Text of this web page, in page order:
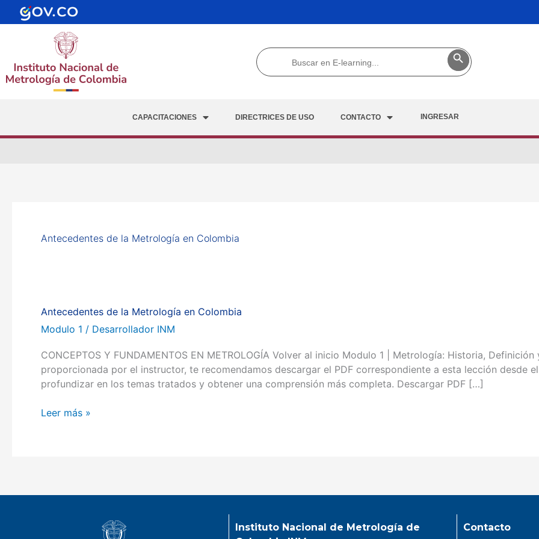
al
Botón de búsqueda
CAPACITACIONES DIRECTRICES DE USO CONTACTO INGRESAR
Antecedentes de la Metrología en Colombia
Antecedentes de la Metrología en Colombia
Modulo 1 / Desarrollador INM
CONCEPTOS Y FUNDAMENTOS EN METROLOGÍA Volver al inicio Modulo 1 | Metrología: Historia,
proporcionada por el instructor, te recomendamos descargar el PDF correspondiente a esta lección desde
profundizar en los temas tratados y obtener una comprensión más completa. Descargar PDF […]
Antecedentes
de
Metrología
en
Colombia
Leer más »
Instituto Nacional de Metrología de
Contacto